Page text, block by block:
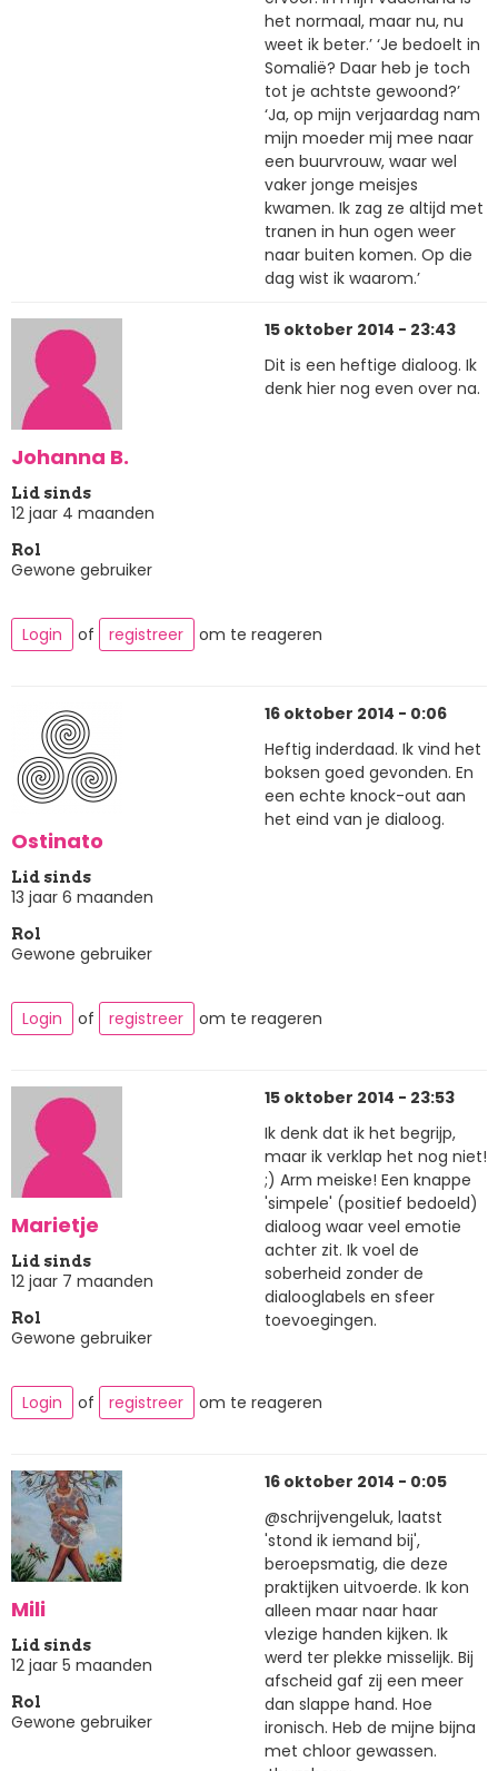
het normaal, maar nu, nu
weet ik beter.’ ‘Je bedoelt in
Somalië? Daar heb je toch
tot je achtste gewoond?’
‘Ja, op mijn verjaardag nam
mijn moeder mij mee naar
een buurvrouw, waar wel
vaker jonge meisjes
kwamen. Ik zag ze altijd met
tranen in hun ogen weer
naar buiten komen. Op die
dag wist ik waarom.’
Johanna B.
Lid sinds
12 jaar 4 maanden
Rol
Gewone gebruiker
15 oktober 2014 - 23:43
Dit is een heftige dialoog. Ik
denk hier nog even over na.
Login of registreer om te reageren
Ostinato
Lid sinds
13 jaar 6 maanden
Rol
Gewone gebruiker
16 oktober 2014 - 0:06
Heftig inderdaad. Ik vind het
boksen goed gevonden. En
een echte knock-out aan
het eind van je dialoog.
Login of registreer om te reageren
Marietje
Lid sinds
12 jaar 7 maanden
Rol
Gewone gebruiker
15 oktober 2014 - 23:53
Ik denk dat ik het begrijp,
maar ik verklap het nog niet!
;) Arm meiske! Een knappe
'simpele' (positief bedoeld)
dialoog waar veel emotie
achter zit. Ik voel de
soberheid zonder de
dialooglabels en sfeer
toevoegingen.
Login of registreer om te reageren
Mili
Lid sinds
12 jaar 5 maanden
Rol
Gewone gebruiker
16 oktober 2014 - 0:05
@schrijvengeluk, laatst
'stond ik iemand bij',
beroepsmatig, die deze
praktijken uitvoerde. Ik kon
alleen maar naar haar
vlezige handen kijken. Ik
werd ter plekke misselijk. Bij
afscheid gaf zij een meer
dan slappe hand. Hoe
ironisch. Heb de mijne bijna
met chloor gewassen.